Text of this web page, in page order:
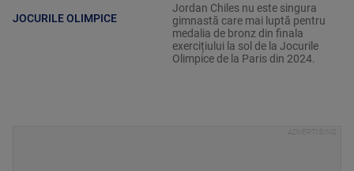
JOCURILE OLIMPICE
Jordan Chiles nu este singura
gimnastă care mai luptă pentru
medalia de bronz din finala
exercițiului la sol de la Jocurile
Olimpice de la Paris din 2024.